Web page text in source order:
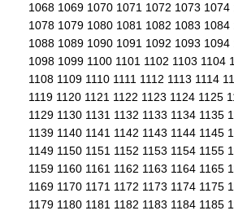
1068 1069 1070 1071 1072 1073 1074
1078 1079 1080 1081 1082 1083 1084
1088 1089 1090 1091 1092 1093 1094
1098 1099 1100 1101 1102 1103 1104
1108 1109 1110 1111 1112 1113 1114
1119 1120 1121 1122 1123 1124 1125
1129 1130 1131 1132 1133 1134 1135
1139 1140 1141 1142 1143 1144 1145
1149 1150 1151 1152 1153 1154 1155
1159 1160 1161 1162 1163 1164 1165
1169 1170 1171 1172 1173 1174 1175
1179 1180 1181 1182 1183 1184 1185